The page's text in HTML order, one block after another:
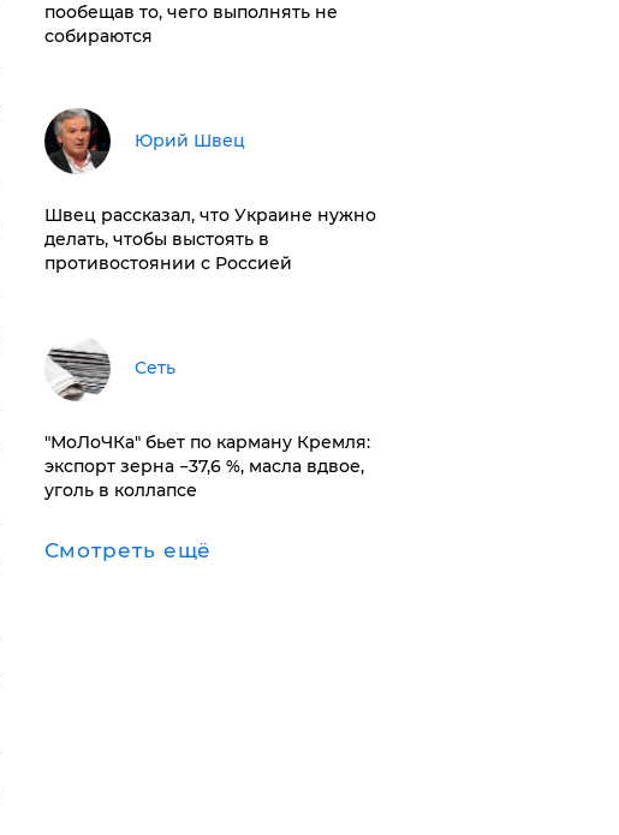
пообещав то, чего выполнять не
собираются
Юрий Швец
Швец рассказал, что Украине нужно
делать, чтобы выстоять в
противостоянии с Россией
Сеть
​"МоЛоЧКа" бьет по карману Кремля:
экспорт зерна −37,6 %, масла вдвое,
уголь в коллапсе
Смотреть ещё